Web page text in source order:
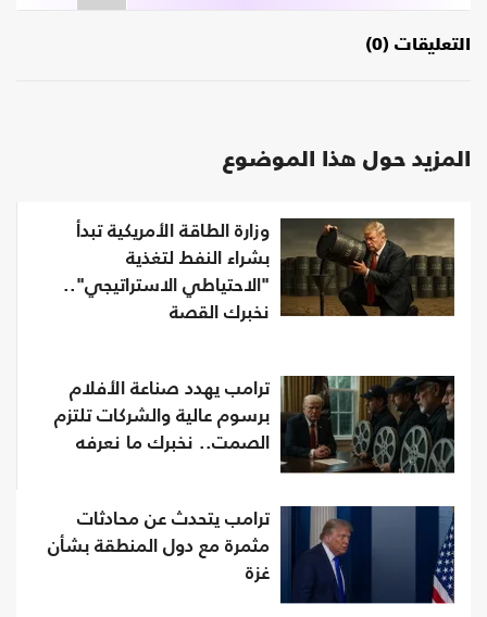
التعليقات (0)
المزيد حول هذا الموضوع
وزارة الطاقة الأمريكية تبدأ
بشراء النفط لتغذية
"الاحتياطي الاستراتيجي"..
نخبرك القصة
ترامب يهدد صناعة الأفلام
برسوم عالية والشركات تلتزم
الصمت.. نخبرك ما نعرفه
ترامب يتحدث عن محادثات
مثمرة مع دول المنطقة بشأن
غزة